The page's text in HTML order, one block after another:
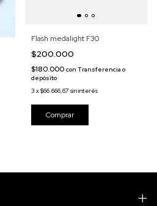
Flash medalight F30
$200.000
$180.000 con Transferencia o
depósito
3 x$66.666,67 sin interés